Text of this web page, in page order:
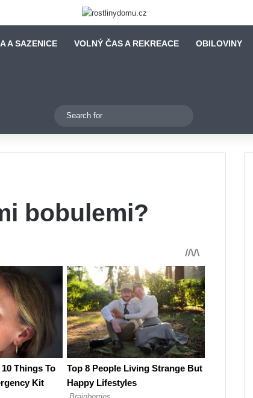
A SAZENICE VOLNÝ ČAS A REKREACE OBILOVINY
Switch skin
for
bobulemi?